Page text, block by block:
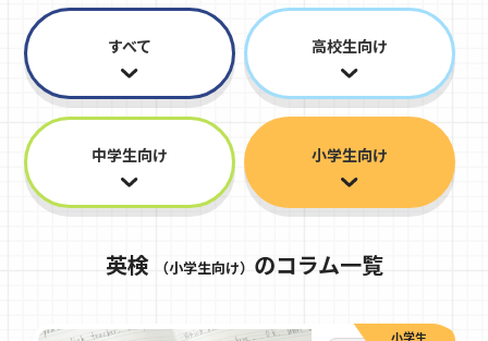
すべて 高校生向け
中学生向け 小学生向け
英検 （小学生向け） のコラム一覧
小学生